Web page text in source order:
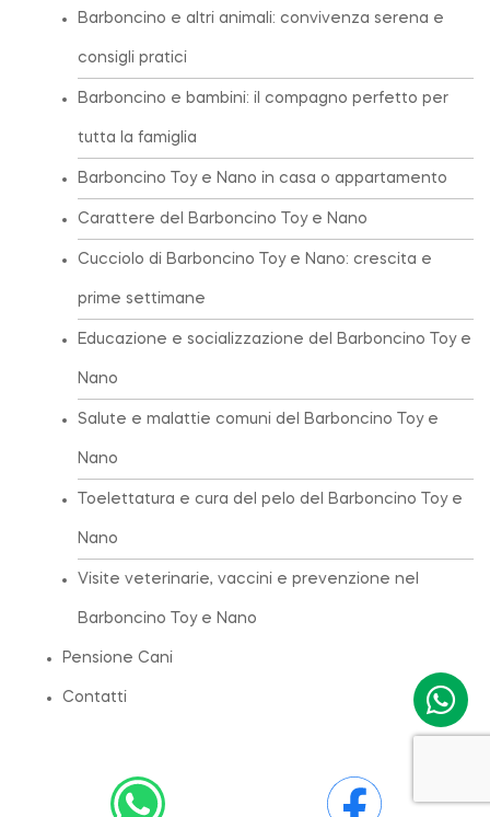
Barboncino e altri animali: convivenza serena e
consigli pratici
Barboncino e bambini: il compagno perfetto per
tutta la famiglia
Barboncino Toy e Nano in casa o appartamento
Carattere del Barboncino Toy e Nano
Cucciolo di Barboncino Toy e Nano: crescita e
prime settimane
Educazione e socializzazione del Barboncino Toy e
Nano
Salute e malattie comuni del Barboncino Toy e
Nano
Toelettatura e cura del pelo del Barboncino Toy e
Nano
Visite veterinarie, vaccini e prevenzione nel
Barboncino Toy e Nano
Pensione Cani
Contatti